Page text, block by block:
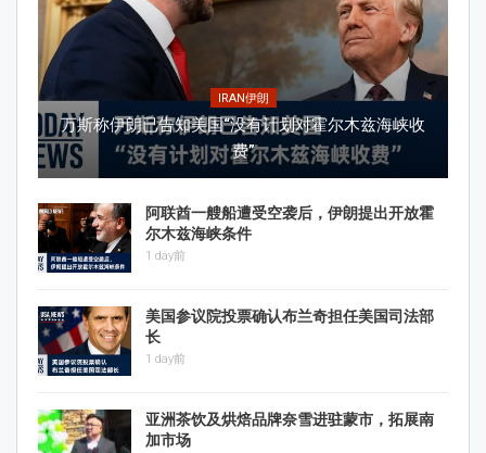
IRAN伊朗
万斯称伊朗已告知美国“没有计划对霍尔木兹海峡收
费”
阿联酋一艘船遭受空袭后，伊朗提出开放霍
尔木兹海峡条件
1 day前
美国参议院投票确认布兰奇担任美国司法部
长
1 day前
亚洲茶饮及烘焙品牌奈雪进驻蒙市，拓展南
加市场